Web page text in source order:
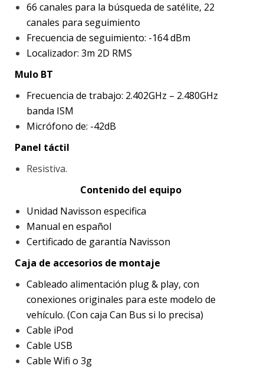
66 canales para la búsqueda de satélite, 22
canales para seguimiento
Frecuencia de seguimiento: -164 dBm
Localizador: 3m 2D RMS
Mulo BT
Frecuencia de trabajo: 2.402GHz – 2.480GHz
banda ISM
Micrófono de: -42dB
Panel táctil
Resistiva.
Contenido del equipo
Unidad Navisson especifica
Manual en español
Certificado de garantía Navisson
Caja de accesorios de montaje
Cableado alimentación plug & play, con
conexiones originales para este modelo de
vehículo. (Con caja Can Bus si lo precisa)
Cable iPod
Cable USB
Cable Wifi o 3g